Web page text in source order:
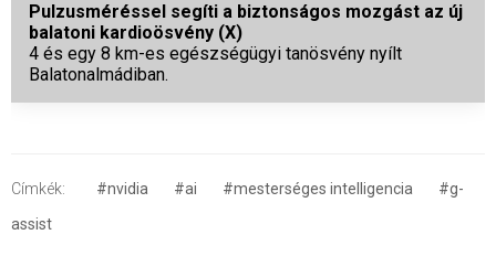
Pulzusméréssel segíti a biztonságos mozgást az új
balatoni kardioösvény (X)
4 és egy 8 km-es egészségügyi tanösvény nyílt
Balatonalmádiban.
Címkék: #nvidia #ai #mesterséges intelligencia
#g-
assist